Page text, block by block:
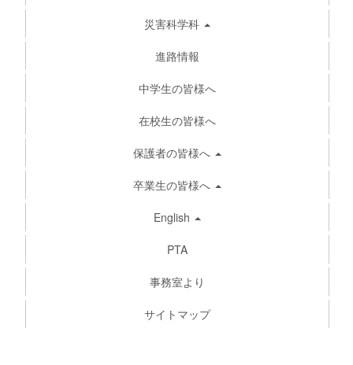
災害科学科
進路情報
中学生の皆様へ
在校生の皆様へ
保護者の皆様へ
卒業生の皆様へ
English
PTA
事務室より
サイトマップ